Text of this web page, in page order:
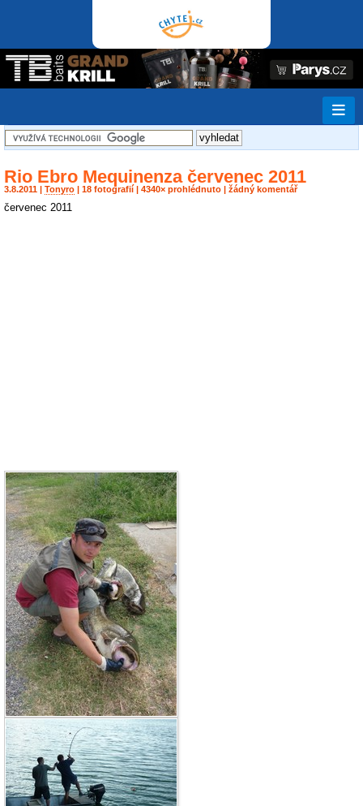
Rio Ebro Mequinenza červenec 2011
3.8.2011 | Tonyro | 18 fotografií | 4340× prohlédnuto | žádný komentář
červenec 2011